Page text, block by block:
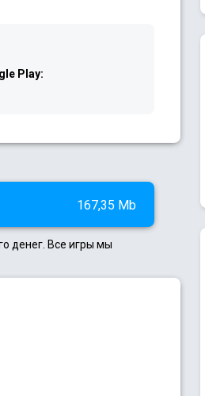
Play:
167,35 Mb
денег. Все игры мы